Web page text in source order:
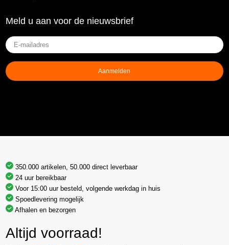
Meld u aan voor de nieuwsbrief
E-
mailadres(Vereist)
Aanmelden
350.000 artikelen, 50.000 direct leverbaar
24 uur bereikbaar
Voor 15:00 uur besteld, volgende werkdag in huis
Spoedlevering mogelijk
Afhalen en bezorgen
Altijd voorraad!